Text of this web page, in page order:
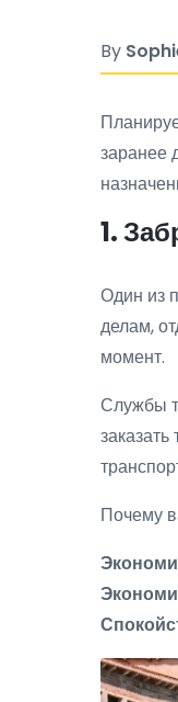
By
заранее
1.
Один из
делам,
момент.
Службы
Почему